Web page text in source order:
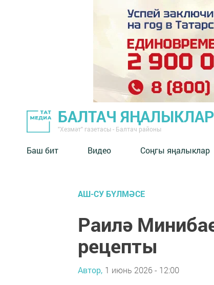
БАЛТАЧ
"Хезмәт" газетасы - Балтач районы
Баш бит Видео Соңгы яңалыклар
АШ-СУ БҮЛМӘСЕ
Раилә
рецепты
Автор, 1 июнь 2026 - 12:00